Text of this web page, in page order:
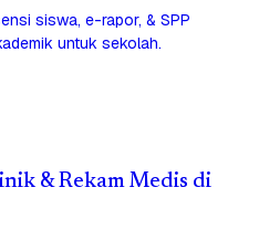
siswa, e-rapor, & SPP
untuk sekolah.
& Rekam Medis di